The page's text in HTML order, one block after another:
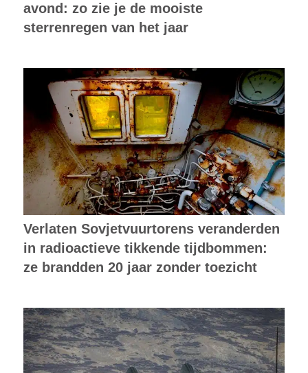
avond: zo zie je de mooiste
sterrenregen van het jaar
Verlaten Sovjetvuurtorens veranderden
in radioactieve tikkende tijdbommen:
ze brandden 20 jaar zonder toezicht